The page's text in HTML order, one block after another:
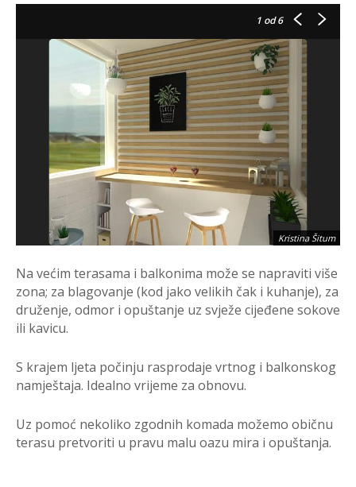
1 od 6
Kristina Šitum
Na većim terasama i balkonima može se napraviti više
zona; za blagovanje (kod jako velikih čak i kuhanje), za
druženje, odmor i opuštanje uz svježe cijeđene sokove
ili kavicu.
S krajem ljeta počinju rasprodaje vrtnog i balkonskog
namještaja. Idealno vrijeme za obnovu.
Uz pomoć nekoliko zgodnih komada možemo običnu
terasu pretvoriti u pravu malu oazu mira i opuštanja.